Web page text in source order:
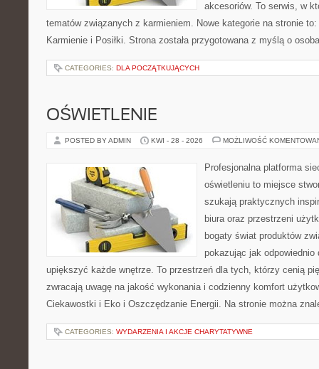
akcesoriów. To serwis, w
tematów związanych z karmieniem. Nowe kategorie na stronie
Karmienie i Posiłki. Strona została przygotowana z myślą o
CATEGORIES: DLA POCZĄTKUJĄCYCH
OŚWIETLENIE
POSTED BY ADMIN KWI - 28 - 2026 MOŻLIWOŚĆ
Profesjonalna platforma
oświetleniu to miejsce
szukają praktycznych
biura oraz przestrzeni
bogaty świat produktów
pokazując jak odpowiednio
upiększyć każde wnętrze. To przestrzeń dla tych, którzy cenią
zwracają uwagę na jakość wykonania i codzienny komfort
Ciekawostki i Eko i Oszczędzanie Energii. Na stronie można
CATEGORIES: WYDARZENIA I AKCJE CHARYTATYWNE